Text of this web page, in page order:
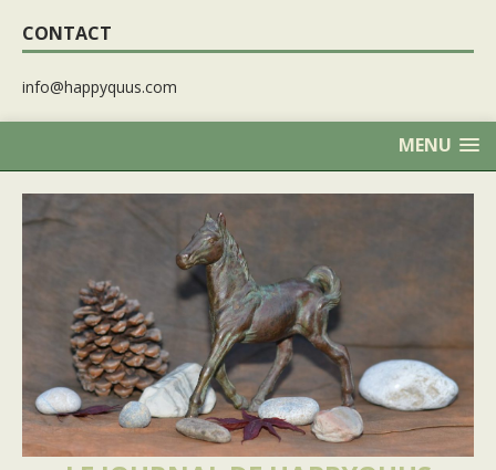
CONTACT
info@happyquus.com
MENU